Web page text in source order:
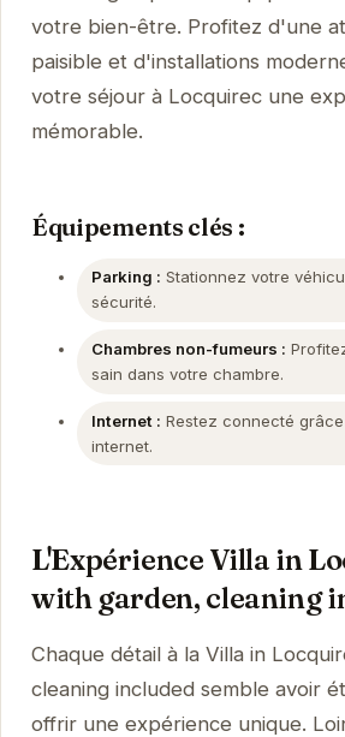
votre bien-être. Profitez d'une
paisible et d'installations
votre séjour à Locquirec une
mémorable.
Équipements clés :
Parking : Stationnez votre
sécurité.
Chambres non-fumeurs :
sain dans votre chambre.
Internet : Restez connecté
internet.
L'Expérience Villa in
with garden, cleaning
Chaque détail à la Villa in
cleaning included semble avoir
offrir une expérience unique.